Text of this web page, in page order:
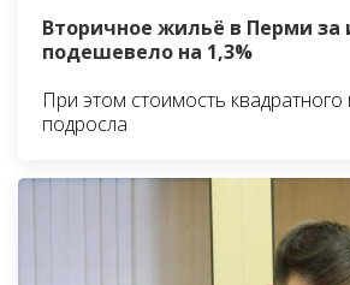
Вторичное жильё в Перми за
подешевело на 1,3%
При этом стоимость
подросла